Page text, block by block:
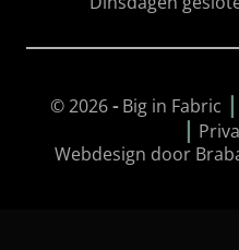
© 2026-Big in Fabric |
|
Webdesign door